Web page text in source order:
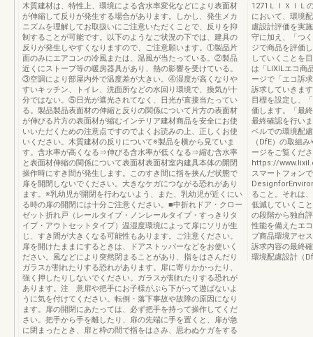
木質建材は、特性上、環境による含水率変化などにより表面材
が伸縮して反りが発生する場合があります。しかし、発生メカ
ニズムを理解してお取扱いにご注意いただくことで、反りを抑
制することが可能です。以下のようなご状況の下では、建具の
反りが発生しやすくなりますので、ご注意願います。①製品片
面のみにエアコンの冷風または、温風が当たっている。②製品
近くにストーブ等の暖房器具があり、熱の影響を受けている。
③空調により部屋内外で温度差が大きい。④湿度が高くなりや
すいキッチン、トイレ、洗面所などの水回り環境で、換気が十
分ではない。⑤日光が遮光されてなく、日光が直接当たってい
る。製品製品表面材の伸縮と反りの関係について片方の表面材
が伸びる片方の表面材が縮むインテリア建材商品を安全にお使
いいただくための注意点ですのでよくお読みの上、正しくお使
いください。木質建材の反りについて※製品を横から見ていま
す。含水率が高くなる⇒伸びる含水率が低くなる⇒縮む含水率
と表面材伸縮の関係について表面材表面材室内建具本体の開閉
操作時にすき間が発生します。このすき間に指を挟んだ状態で
扉を開閉しないでください。大きなケガにつながる恐れがあり
ます。※乳幼児が開閉を行わないよう、また、乳幼児が近くにい
る時の扉の開閉には十分ご注意ください。■中折れドア・クロー
ゼット折れ戸（レールタイプ・ノンレールタイプ・すっきりタ
イプ・アウトセットタイプ）温湿度環境によって扉にソリが生
じ、すき間が大きくなる可能性もあります。ご注意ください。
扉を開けたままにするときは、ドアストッパーなどをお使いく
ださい。風などにより突然閉まることがあり、指をはさんだり
ガラスが割れたりする恐れがあります。扉に寄りかかったり、
強く押したりしないでください。ガラスが割れたりする恐れが
あります。注 意扉や把手にお子様がぶら下がって遊ばないよ
うに気を付けてください。転倒・落下事故や故障の原因になり
ます。扉の開閉にあたっては、必ず把手を持って操作してくだ
さい。把手から手を離したり、扉の先端に手を置くと、扉が急
に閉まったとき、扉と枠の間で指をはさみ、思わぬケガをする
1271ＬＩＸＩＬ
において、環境
慮設計評価を実
守に加え、「つ
ジで商品を評価
していくことを
は「LIXILエコ商
ージで「エコ訴
訴求していきま
目標を設定し、
価します。「最
最終確認を行い
ベルでの環境配
（DfE）の取組
ージをご覧くだ
https://
スマートフォン
ること。それは
低減していくこ
の段階から独自
性能を備えたエ
プ商品環境アセ
訴求内容の最終
環境配慮設計（